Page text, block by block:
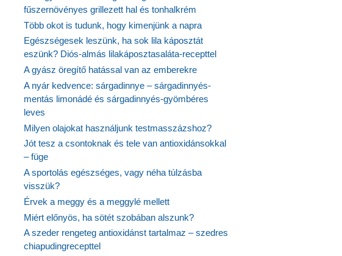
fűszernövényes grillezett hal és tonhalkrém
Több okot is tudunk, hogy kimenjünk a napra
Egészségesek leszünk, ha sok lila káposztát
eszünk? Diós-almás lilakáposztasaláta-recepttel
A gyász öregítő hatással van az emberekre
A nyár kedvence: sárgadinnye – sárgadinnyés-
mentás limonádé és sárgadinnyés-gyömbéres
leves
Milyen olajokat használjunk testmasszázshoz?
Jót tesz a csontoknak és tele van antioxidánsokkal
– füge
A sportolás egészséges, vagy néha túlzásba
visszük?
Érvek a meggy és a meggylé mellett
Miért előnyös, ha sötét szobában alszunk?
A szeder rengeteg antioxidánst tartalmaz – szedres
chiapudingrecepttel